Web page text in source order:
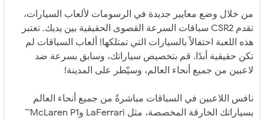
من خلال وضع معايير جديدة في الرسومات لألعاب السيارات،
تقدم CSR2 سباقات السرعة القصوى الحقيقية بين يديك. تعتبر
هذه اللعبة احتفالاً بالسيارات التي تمتلكها! ألعاب السباقات لم
تكن حقيقية أبدًا. قم بتخصيص سياراتك، وسابق بسرعة ضد
لاعبين من جميع أنحاء العالم، وسيّطر على المدينة!
نافس اللاعبين في السباقات مباشرةً من جميع أنحاء العالم
بسياراتك الخارقة المخصصة، مثل LaFerrari وMcLaren P1™